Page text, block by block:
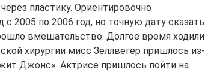
пластику. Ориентировочно
2005 по 2006 год, но точную дату сказать
вмешательство. Долгое время ходили
хирургии мисс Зеллвегер пришлось из-
Джонс». Актрисе пришлось пойти на